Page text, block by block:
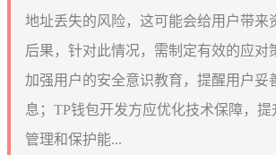
地址丢失的风险，这可能会给用户带来
后果，针对此情况，需制定有效的应对
加强用户的安全意识教育，提醒用户妥
息；TP钱包开发方应优化技术保障，
管理和保护能...